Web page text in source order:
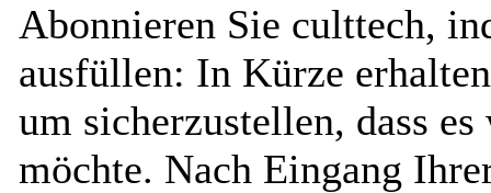
Abonnieren Sie culttech,
ausfüllen: In Kürze
um sicherzustellen, dass
möchte. Nach Eingang